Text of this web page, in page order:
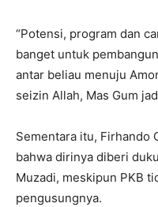
“Potensi, program dan
banget untuk
antar beliau menuju
seizin Allah, Mas Gum
Sementara itu, Firhando
bahwa dirinya diberi
Muzadi, meskipun PKB
pengusungnya.